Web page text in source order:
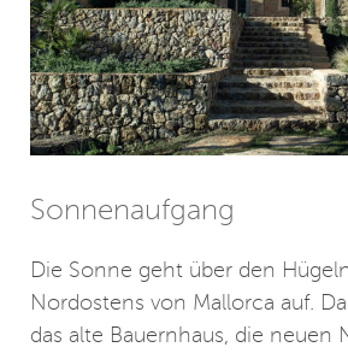
Sonnenaufgang
Die Sonne geht über den
Nordostens von Mallorca auf.
das alte Bauernhaus, die neuen